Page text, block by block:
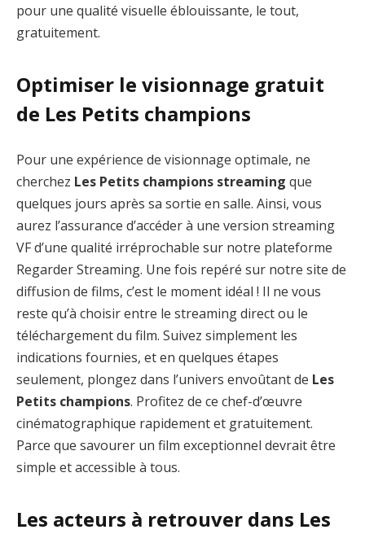
pour une qualité visuelle éblouissante, le tout,
gratuitement.
Optimiser le visionnage gratuit
de Les Petits champions
Pour une expérience de visionnage optimale, ne
cherchez Les Petits champions streaming que
quelques jours après sa sortie en salle. Ainsi, vous
aurez l’assurance d’accéder à une version streaming
VF d’une qualité irréprochable sur notre plateforme
Regarder Streaming. Une fois repéré sur notre site de
diffusion de films, c’est le moment idéal ! Il ne vous
reste qu’à choisir entre le streaming direct ou le
téléchargement du film. Suivez simplement les
indications fournies, et en quelques étapes
seulement, plongez dans l’univers envoûtant de Les
Petits champions. Profitez de ce chef-d’œuvre
cinématographique rapidement et gratuitement.
Parce que savourer un film exceptionnel devrait être
simple et accessible à tous.
Les acteurs à retrouver dans Les